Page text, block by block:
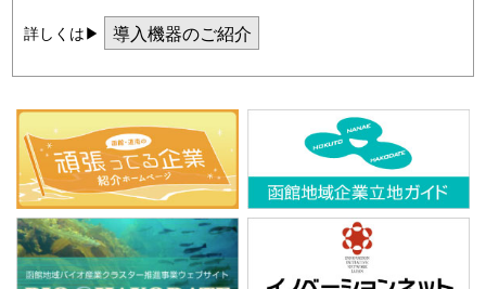
詳しくは▶ 導入機器のご紹介